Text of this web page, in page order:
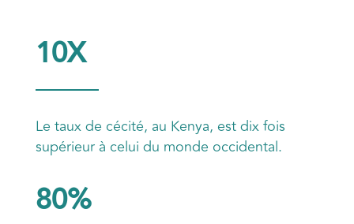
10X
Le taux de cécité, au Kenya, est dix fois
supérieur à celui du monde occidental.
80%